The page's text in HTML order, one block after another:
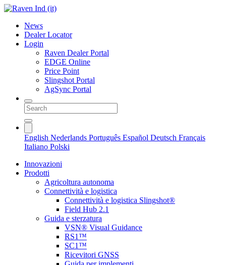
News
Dealer Locator
Login
Raven Dealer Portal
EDGE Online
Price Point
Slingshot Portal
AgSync Portal
English Nederlands Português Español Deutsch Français
Italiano Polski
Innovazioni
Prodotti
Agricoltura autonoma
Connettività e logistica
Connettività e logistica Slingshot®
Field Hub 2.1
Guida e sterzatura
VSN® Visual Guidance
RS1™
SC1™
Ricevitori GNSS